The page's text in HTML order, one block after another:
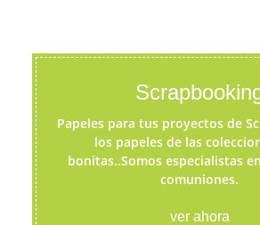
Papeles para tus proyectos de
los papeles de las
bonitas..Somos especialistas
comuniones.
ver ahora